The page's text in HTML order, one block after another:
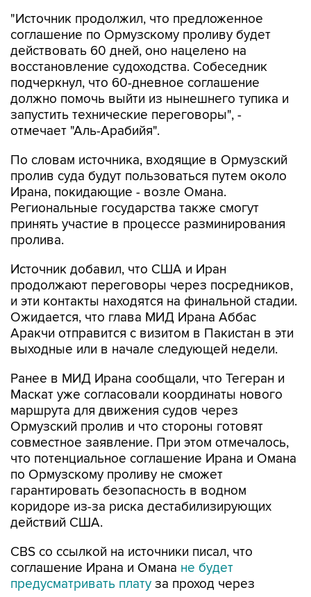
"Источник продолжил, что предложенное
соглашение по Ормузскому проливу будет
действовать 60 дней, оно нацелено на
восстановление судоходства. Собеседник
подчеркнул, что 60-дневное соглашение
должно помочь выйти из нынешнего тупика и
запустить технические переговоры", -
отмечает "Аль-Арабийя".
По словам источника, входящие в Ормузский
пролив суда будут пользоваться путем около
Ирана, покидающие - возле Омана.
Региональные государства также смогут
принять участие в процессе разминирования
пролива.
Источник добавил, что США и Иран
продолжают переговоры через посредников,
и эти контакты находятся на финальной стадии.
Ожидается, что глава МИД Ирана Аббас
Аракчи отправится с визитом в Пакистан в эти
выходные или в начале следующей недели.
Ранее в МИД Ирана сообщали, что Тегеран и
Маскат уже согласовали координаты нового
маршрута для движения судов через
Ормузский пролив и что стороны готовят
совместное заявление. При этом отмечалось,
что потенциальное соглашение Ирана и Омана
по Ормузскому проливу не сможет
гарантировать безопасность в водном
коридоре из-за риска дестабилизирующих
действий США.
CBS со ссылкой на источники писал, что
соглашение Ирана и Омана не будет
предусматривать плату за проход через